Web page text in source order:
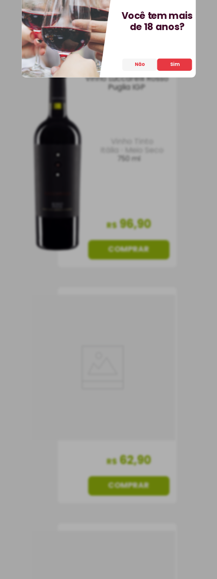
COMPRAR
Vinho Luccarelli Rosso
Puglia IGP
Meio Seco
750 ml
R$ 96,90
COMPRAR
R$ 62,90
COMPRAR
Você tem mais
de 18 anos?
Não Sim